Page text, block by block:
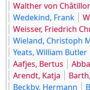
Walther von
Wedekind, Frank
Weisser, Friedrich
Wieland, Christoph
Yeats, William Butler
Aafjes, Bertus
Arendt, Katja
Beckby, Hermann